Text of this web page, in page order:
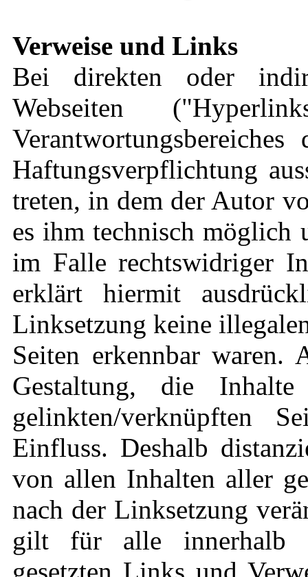
Verweise und Links
Bei direkten oder
Webseiten
Haftungsverpflichtung
treten, in dem der Autor
es ihm technisch möglich
im Falle rechtswidriger
erklärt hiermit
Linksetzung keine
Seiten erkennbar
Gestaltung, die
gelinkten/verknüpften
Einfluss. Deshalb
von allen Inhalten aller
nach der Linksetzung
gilt für alle innerhalb